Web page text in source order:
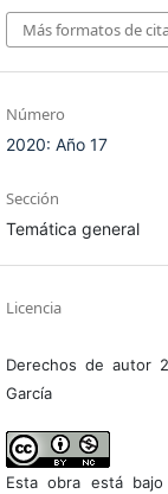
Más formatos de
Número
2020: Año 17
Sección
Temática general
Licencia
Derechos de autor
García
Esta obra está